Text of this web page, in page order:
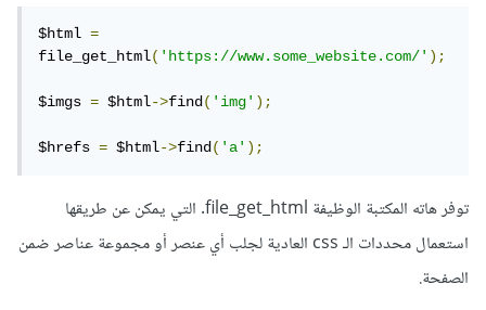
$html =
file_get_html('https://www.some_website.com/');
$imgs = $html->find('img');
$hrefs = $html->find('a');
توفر هاته المكتبة الوظيفة file_get_html. التي يمكن عن طريقها
استعمال محددات الـ css العادية لجلب أي عنصر أو مجموعة عناصر ضمن
الصفحة.